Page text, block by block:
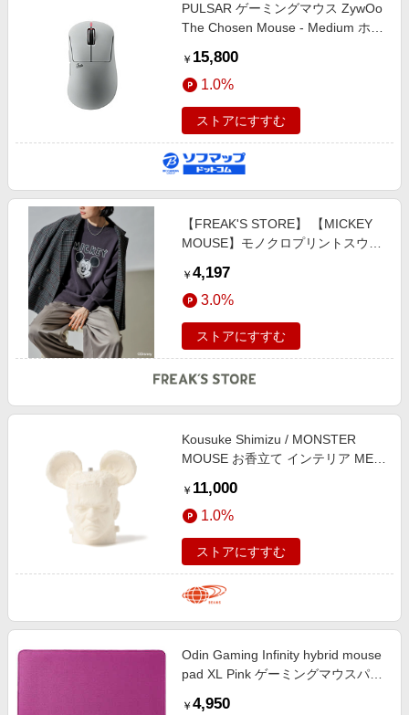
PULSAR ゲーミングマウス ZywOo
The Chosen Mouse - Medium ホワ
線(ワイヤレス) /5ボタン /USB］
￥ 15,800
1.0%
ストアにすすむ
【FREAK'S STORE】 【MICKEY
MOUSE】モノクロプリントスウェ
￥ 4,197
3.0%
ストアにすすむ
Kousuke Shimizu / MONSTER
MOUSE お香立て インテリア MEN
￥ 11,000
1.0%
ストアにすすむ
Odin Gaming Infinity hybrid mouse
pad XL Pink ゲーミングマウスパッ
￥ 4,950